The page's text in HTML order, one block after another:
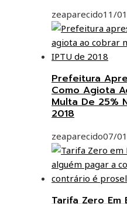
zeaparecido11/
Prefeitura
Como Agiota
Multa De 25%
2018
zeaparecido07/
Tarifa Zero Em